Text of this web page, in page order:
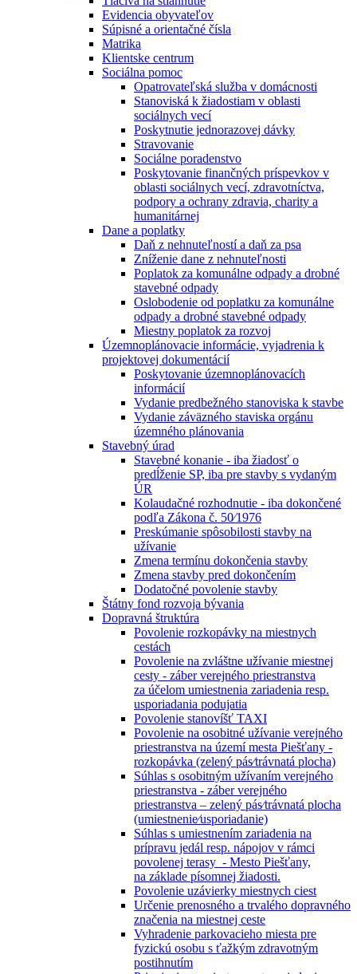
Evidencia obyvateľov
Súpisné a orientačné čísla
Matrika
Klientske centrum
Sociálna pomoc
Opatrovateľská služba v domácnosti
Stanoviská k žiadostiam v oblasti
sociálnych vecí
Poskytnutie jednorazovej dávky
Stravovanie
Sociálne poradenstvo
Poskytovanie finančných príspevkov v
oblasti sociálnych vecí, zdravotníctva,
podpory a ochrany zdravia, charity a
humanitárnej
Dane a poplatky
Daň z nehnuteľností a daň za psa
Zníženie dane z nehnuteľnosti
Poplatok za komunálne odpady a drobné
stavebné odpady
Oslobodenie od poplatku za komunálne
odpady a drobné stavebné odpady
Miestny poplatok za rozvoj
Územnoplánovacie informácie, vyjadrenia k
projektovej dokumentácií
Poskytovanie územnoplánovacích
informácií
Vydanie predbežného stanoviska k stavbe
Vydanie záväzného staviska orgánu
územného plánovania
Stavebný úrad
Stavebné konanie - iba žiadosť o
predĺženie SP, iba pre stavby s vydaným
ÚR
Kolaudačné rozhodnutie - iba dokončené
podľa Zákona č. 50⁄1976
Preskúmanie spôsobilosti stavby na
užívanie
Zmena termínu dokončenia stavby
Zmena stavby pred dokončením
Dodatočné povolenie stavby
Štátny fond rozvoja bývania
Dopravná štruktúra
Povolenie rozkopávky na miestnych
cestách
Povolenie na zvláštne užívanie miestnej
cesty - záber verejného priestranstva
za účelom umiestnenia zariadenia resp.
usporiadania podujatia
Povolenie stanovíšť TAXI
Povolenie na osobitné užívanie verejného
priestranstva na území mesta Piešťany -
rozkopávka (zelený pás⁄trávnatá plocha)
Súhlas s osobitným užívaním verejného
priestranstva - záber verejného
priestranstva – zelený pás⁄trávnatá plocha
(umiestnenie⁄usporiadanie)
Súhlas s umiestnením zariadenia na
prípravu jedál resp. nápojov v rámci
povolenej terasy - Mesto Piešťany,
na základe písomnej žiadosti.
Povolenie uzávierky miestnych ciest
Určenie prenosného a trvalého dopravného
značenia na miestnej ceste
Vyhradenie parkovacieho miesta pre
fyzickú osobu s ťažkým zdravotným
postihnutím